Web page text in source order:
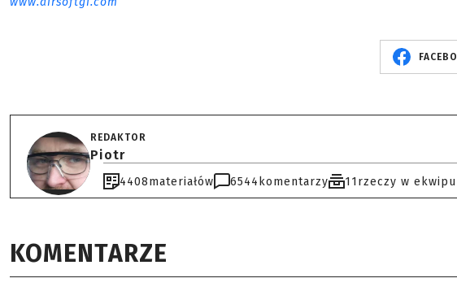
REDAKTOR
Piotr
4408materiałów 6544 komentarzy 11rzeczy w
KOMENTARZE